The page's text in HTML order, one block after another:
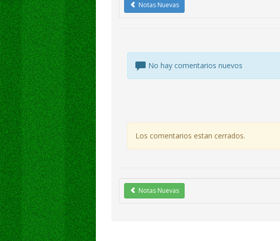
Notas Nuevas
No hay comentarios nuevos
Los comentarios estan cerrados.
Notas Nuevas